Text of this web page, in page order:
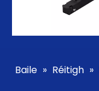
Baile » Réitigh »